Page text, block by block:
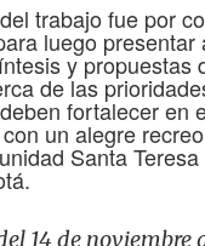
trabajo fue por
luego presentar
y propuestas
de las
fortalecer en
un alegre
Santa
14 de noviembre